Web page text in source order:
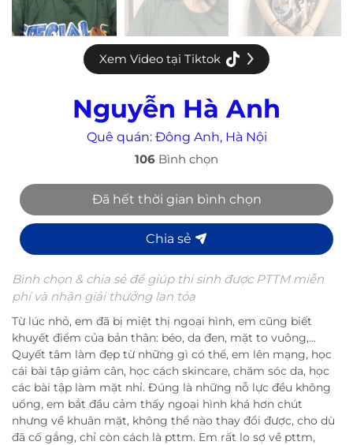
Xem Video tại Tiktok
Nguyễn Hà Anh
Quê quán: Đông Anh, Hà Nội
106 Bình chọn
Đã hết thời gian bình chọn
Chia sẻ
Bình chọn & chia sẻ để giúp thi sinh được PTTM miễn
phí và nhận giải thưởng lan tỏa
Từ lúc nhỏ, em đã bị miệt thị ngoại hình, em cũng biết
khuyết điểm của bản thân: béo, da đen, mặt to vuông,...
Quyết tâm làm đẹp từ những gì có thể, em lên mạng, học
cái bài tập giảm cân, học cách skincare, chăm sóc da, học
các bài tập làm mặt nhỉ. Đúng là những nỗ lực đều không
uổng, em bắt đầu cảm thấy ngoại hình khá hơn chút
nhưng về khuân mặt, không thể nào thay đổi được, cho dù
đã cố gắng, chỉ còn cách là pttm. Em rất lo sợ về pttm,